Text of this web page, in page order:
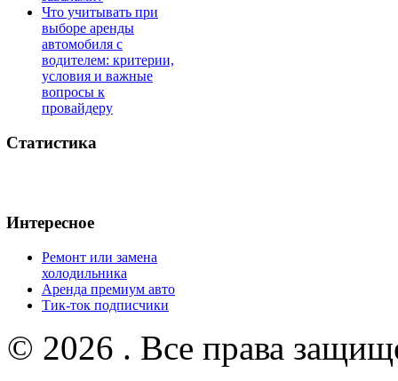
Что учитывать при
выборе аренды
автомобиля с
водителем: критерии,
условия и важные
вопросы к
провайдеру
Статистика
Интересное
Ремонт или замена
холодильника
Аренда премиум авто
Тик-ток подписчики
© 2026 . Все права